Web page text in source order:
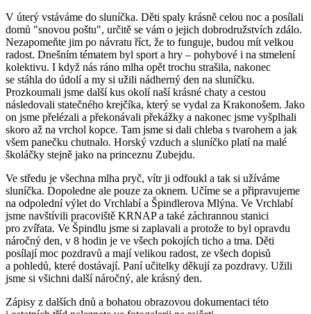
V úterý vstáváme do sluníčka. Děti spaly krásně celou noc a posílali
domů "snovou poštu", určitě se vám o jejich dobrodružstvích zdálo.
Nezapomeňte jim po návratu říct, že to funguje, budou mít velkou
radost. Dnešním tématem byl sport a hry – pohybové i na stmelení
kolektivu. I když nás ráno mlha opět trochu strašila, nakonec
se stáhla do údolí a my si užili nádherný den na sluníčku.
Prozkoumali jsme další kus okolí naší krásné chaty a cestou
následovali statečného krejčíka, který se vydal za Krakonošem. Jako
on jsme přelézali a překonávali překážky a nakonec jsme vyšplhali
skoro až na vrchol kopce. Tam jsme si dali chleba s tvarohem a jak
všem panečku chutnalo. Horský vzduch a sluníčko platí na malé
školáčky stejně jako na princeznu Zubejdu.
Ve středu je všechna mlha pryč, vítr ji odfoukl a tak si užíváme
sluníčka. Dopoledne ale pouze za oknem. Učíme se a připravujeme
na odpolední výlet do Vrchlabí a Špindlerova Mlýna. Ve Vrchlabí
jsme navštívili pracoviště KRNAP a také záchrannou stanici
pro zvířata. Ve Špindlu jsme si zaplavali a protože to byl opravdu
náročný den, v 8 hodin je ve všech pokojích ticho a tma. Děti
posílají moc pozdravů a mají velikou radost, ze všech dopisů
a pohledů, které dostávají. Paní učitelky děkují za pozdravy. Užili
jsme si všichni další náročný, ale krásný den.
Zápisy z dalších dnů a bohatou obrazovou dokumentaci této